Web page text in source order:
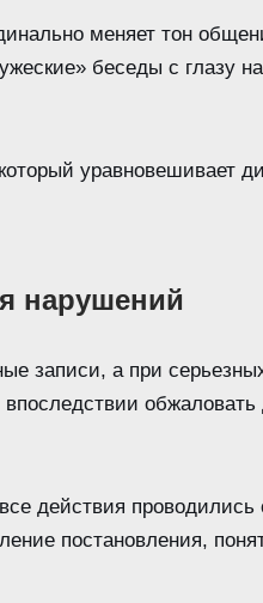
меняет тон
беседы с глазу на
уравновешивает
нарушений
записи, а при
действия
постановления,